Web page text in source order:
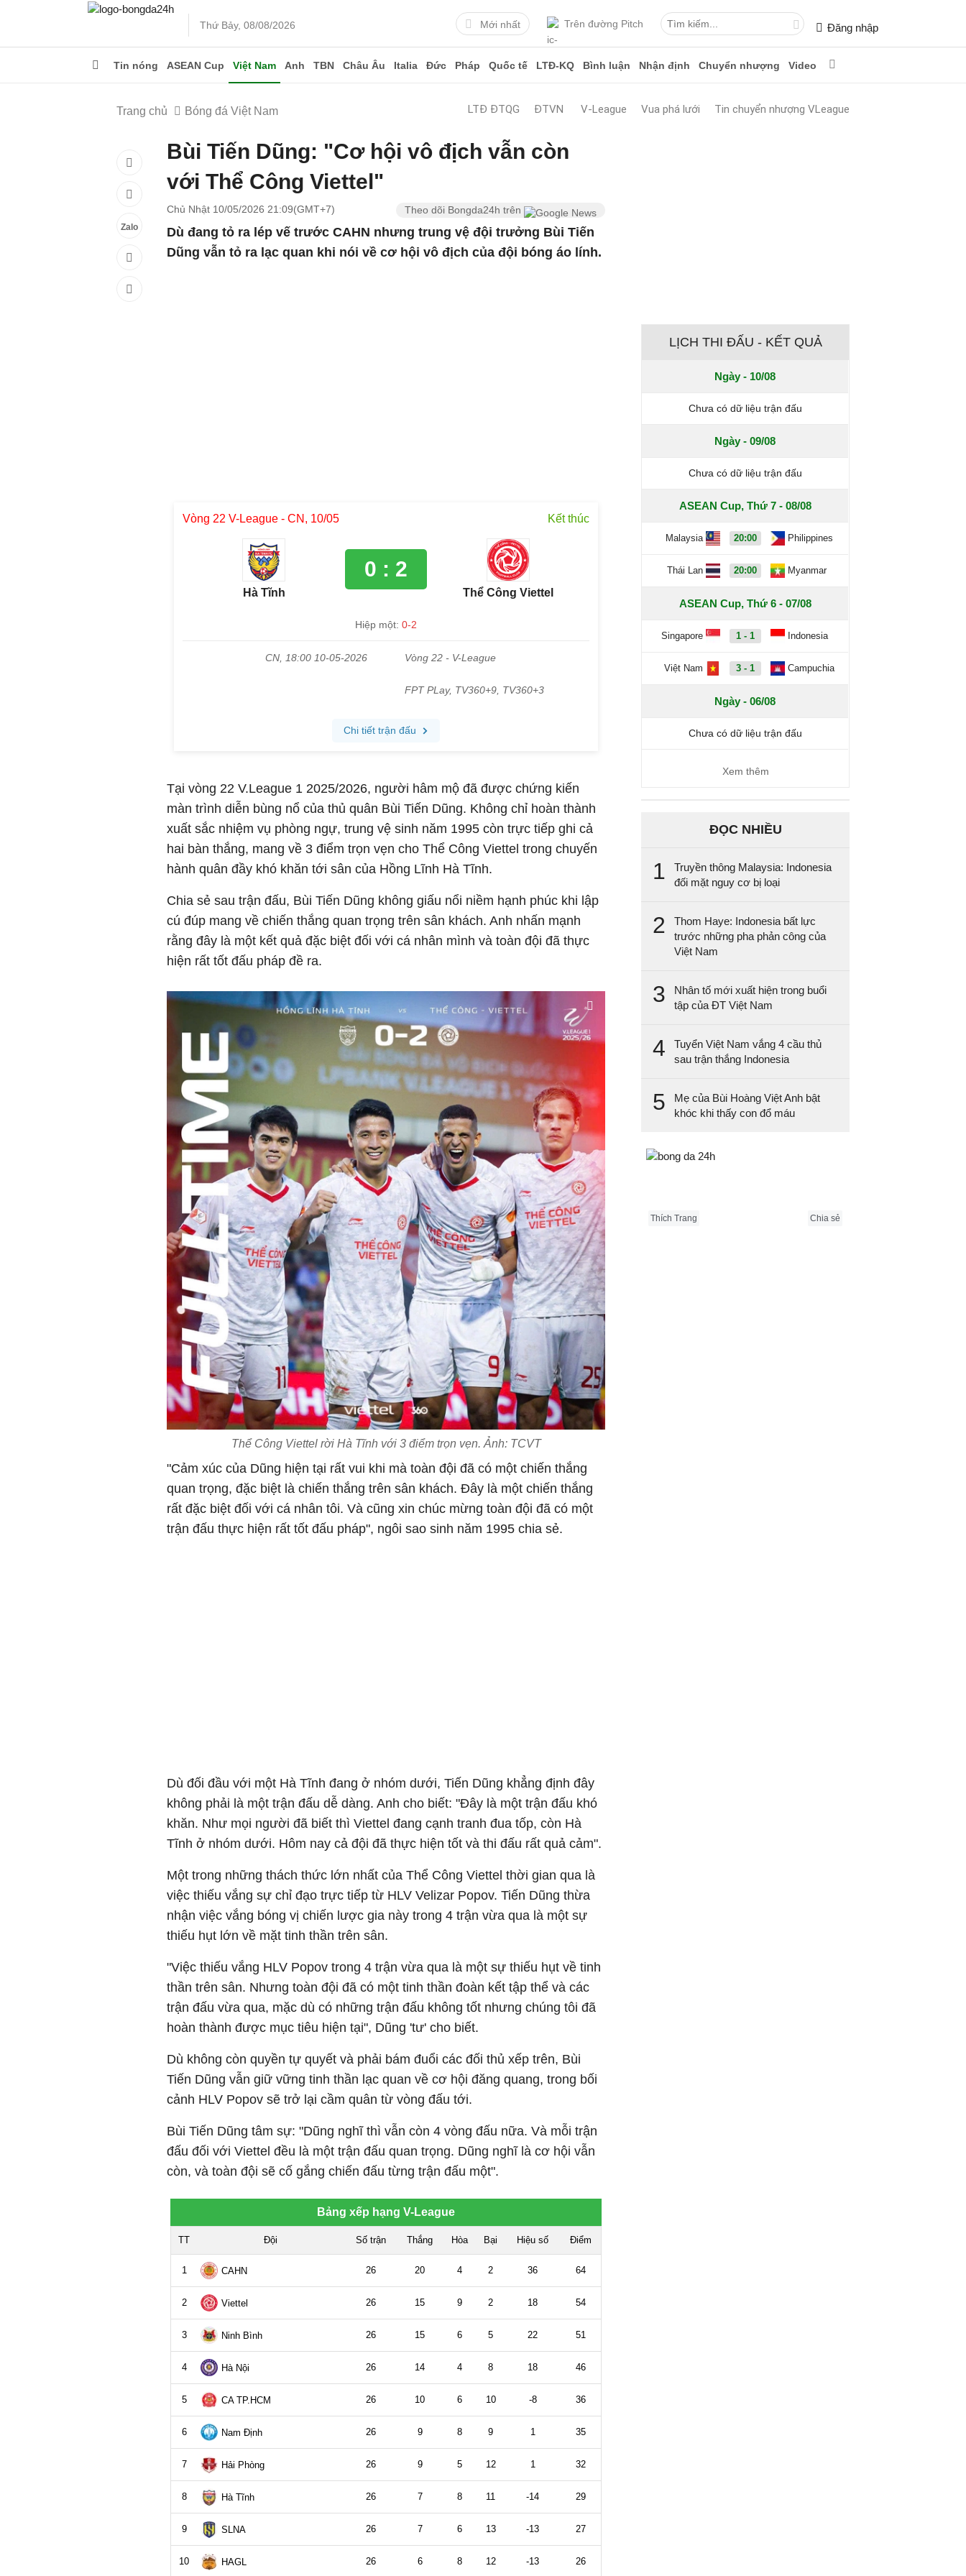
Thứ Bảy, 08/08/2026 Mới nhất Trên đường Pitch Đăng nhập
Tin nóng ASEAN Cup Việt Nam Anh TBN Châu Âu Italia Đức Pháp Quốc tế LTĐ-KQ Bình luận Nhận định Chuyển nhượng Video
Trang chủ Bóng đá Việt Nam LTĐ ĐTQG ĐTVN V-League Vua phá lưới Tin chuyển nhượng VLeague
Zalo
Bùi Tiến Dũng: "Cơ hội vô địch vẫn còn
với Thể Công Viettel"
Chủ Nhật 10/05/2026 21:09(GMT+7) Theo dõi Bongda24h trên
Dù đang tỏ ra lép vế trước CAHN nhưng trung vệ đội trưởng Bùi Tiến
Dũng vẫn tỏ ra lạc quan khi nói về cơ hội vô địch của đội bóng áo lính.
Tại vòng 22 V.League 1 2025/2026, người hâm mộ đã được chứng kiến
màn trình diễn bùng nổ của thủ quân Bùi Tiến Dũng. Không chỉ hoàn thành
xuất sắc nhiệm vụ phòng ngự, trung vệ sinh năm 1995 còn trực tiếp ghi cả
hai bàn thắng, mang về 3 điểm trọn vẹn cho Thể Công Viettel trong chuyến
hành quân đầy khó khăn tới sân của Hồng Lĩnh Hà Tĩnh.
Chia sẻ sau trận đấu, Bùi Tiến Dũng không giấu nổi niềm hạnh phúc khi lập
cú đúp mang về chiến thắng quan trọng trên sân khách. Anh nhấn mạnh
rằng đây là một kết quả đặc biệt đối với cá nhân mình và toàn đội đã thực
hiện rất tốt đấu pháp đề ra.
Thể Công Viettel rời Hà Tĩnh với 3 điểm trọn vẹn. Ảnh: TCVT
"Cảm xúc của Dũng hiện tại rất vui khi mà toàn đội đã có một chiến thắng
quan trọng, đặc biệt là chiến thắng trên sân khách. Đây là một chiến thắng
rất đặc biệt đối với cá nhân tôi. Và cũng xin chúc mừng toàn đội đã có một
trận đấu thực hiện rất tốt đấu pháp", ngôi sao sinh năm 1995 chia sẻ.
Dù đối đầu với một Hà Tĩnh đang ở nhóm dưới, Tiến Dũng khẳng định đây
không phải là một trận đấu dễ dàng. Anh cho biết: "Đây là một trận đấu khó
khăn. Như mọi người đã biết thì Viettel đang cạnh tranh đua tốp, còn Hà
Tĩnh ở nhóm dưới. Hôm nay cả đội đã thực hiện tốt và thi đấu rất quả cảm".
Một trong những thách thức lớn nhất của Thể Công Viettel thời gian qua là
việc thiếu vắng sự chỉ đạo trực tiếp từ HLV Velizar Popov. Tiến Dũng thừa
nhận việc vắng bóng vị chiến lược gia này trong 4 trận vừa qua là một sự
thiếu hụt lớn về mặt tinh thần trên sân.
"Việc thiếu vắng HLV Popov trong 4 trận vừa qua là một sự thiếu hụt về tinh
thần trên sân. Nhưng toàn đội đã có một tinh thần đoàn kết tập thể và các
trận đấu vừa qua, mặc dù có những trận đấu không tốt nhưng chúng tôi đã
hoàn thành được mục tiêu hiện tại", Dũng 'tư' cho biết.
Dù không còn quyền tự quyết và phải bám đuổi các đối thủ xếp trên, Bùi
Tiến Dũng vẫn giữ vững tinh thần lạc quan về cơ hội đăng quang, trong bối
cảnh HLV Popov sẽ trở lại cầm quân từ vòng đấu tới.
Bùi Tiến Dũng tâm sự: "Dũng nghĩ thì vẫn còn 4 vòng đấu nữa. Và mỗi trận
đấu đối với Viettel đều là một trận đấu quan trọng. Dũng nghĩ là cơ hội vẫn
còn, và toàn đội sẽ cố gắng chiến đấu từng trận đấu một".
LỊCH THI ĐẤU - KẾT QUẢ
Ngày - 10/08
Chưa có dữ liệu trận đấu
Ngày - 09/08
Chưa có dữ liệu trận đấu
ASEAN Cup, Thứ 7 - 08/08
Malaysia 20:00 Philippines
Thái Lan 20:00 Myanmar
ASEAN Cup, Thứ 6 - 07/08
Singapore 1 - 1 Indonesia
Việt Nam 3 - 1 Campuchia
Ngày - 06/08
Chưa có dữ liệu trận đấu
Xem thêm
ĐỌC NHIỀU
1
Truyền thông Malaysia: Indonesia
đối mặt nguy cơ bị loại
2
Thom Haye: Indonesia bất lực
trước những pha phản công của
Việt Nam
3
Nhân tố mới xuất hiện trong buổi
tập của ĐT Việt Nam
4
Tuyển Việt Nam vắng 4 cầu thủ
sau trận thắng Indonesia
5
Mẹ của Bùi Hoàng Việt Anh bật
khóc khi thấy con đổ máu
Thích Trang Chia sẻ